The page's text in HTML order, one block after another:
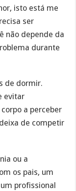
isto está me
ser
não depende da
durante
de dormir.
evitar
a perceber
de competir
ou a
os pais, um
profissional